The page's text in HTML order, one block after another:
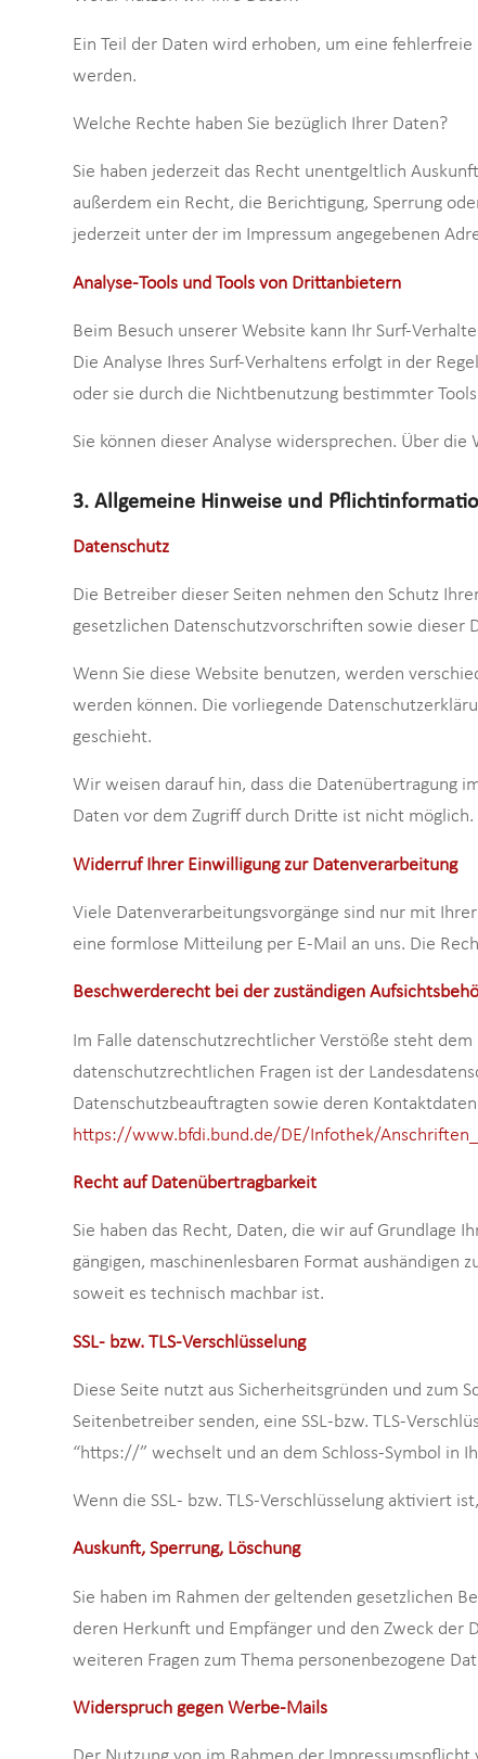
Ein Teil der Daten wird erhoben, um eine
werden.
Welche Rechte haben Sie bezüglich Ihrer Daten?
Sie haben jederzeit das Recht unentgeltlich
außerdem ein Recht, die Berichtigung, Sperrung
jederzeit unter der im Impressum angegebenen
Analyse-Tools und Tools von Drittanbietern
Beim Besuch unserer Website kann Ihr Surf-
Die Analyse Ihres Surf-Verhaltens erfolgt in der
oder sie durch die Nichtbenutzung bestimmter
Sie können dieser Analyse widersprechen. Über
3. Allgemeine Hinweise und
Datenschutz
Die Betreiber dieser Seiten nehmen den Schutz
gesetzlichen Datenschutzvorschriften sowie dieser
Wenn Sie diese Website benutzen, werden
werden können. Die vorliegende
geschieht.
Wir weisen darauf hin, dass die Datenübertragung
Daten vor dem Zugriff durch Dritte ist nicht möglich.
Widerruf Ihrer Einwilligung zur Datenverarbeitung
Viele Datenverarbeitungsvorgänge sind nur mit
eine formlose Mitteilung per E-Mail an uns. Die
Beschwerderecht bei der zuständigen
Im Falle datenschutzrechtlicher Verstöße steht
datenschutzrechtlichen Fragen ist der
Datenschutzbeauftragten sowie deren
https://www.bfdi.bund.de/DE/Infothek/
Recht auf Datenübertragbarkeit
Sie haben das Recht, Daten, die wir auf Grundlage
gängigen, maschinenlesbaren Format aushändigen
soweit es technisch machbar ist.
SSL- bzw. TLS-Verschlüsselung
Diese Seite nutzt aus Sicherheitsgründen und zum
Seitenbetreiber senden, eine SSL-bzw. TLS-
“https://” wechselt und an dem Schloss-Symbol in
Wenn die SSL- bzw. TLS-Verschlüsselung aktiviert
Auskunft, Sperrung, Löschung
Sie haben im Rahmen der geltenden gesetzlichen
deren Herkunft und Empfänger und den Zweck der
weiteren Fragen zum Thema personenbezogene
Widerspruch gegen Werbe-Mails